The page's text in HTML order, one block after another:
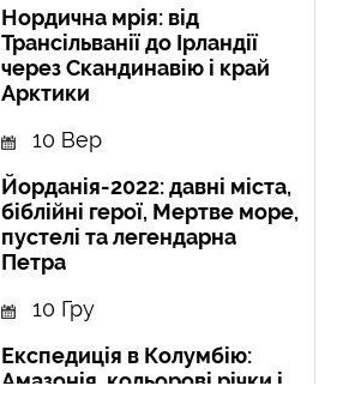
Нордична мрія: від
Трансільванії до Ірландії
через Скандинавію і край
Арктики
10 Вер
Йорданія-2022: давні міста,
біблійні герої, Мертве море,
пустелі та легендарна
Петра
10 Гру
Експедиція в Колумбію:
Амазонія, кольорові річки і